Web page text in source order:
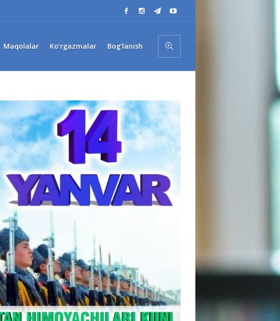
Maqolalar Ko’rgazmalar Bog’lanish